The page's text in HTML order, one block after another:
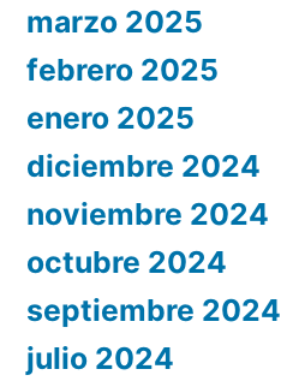
marzo 2025
febrero 2025
enero 2025
diciembre 2024
noviembre 2024
octubre 2024
septiembre 2024
julio 2024